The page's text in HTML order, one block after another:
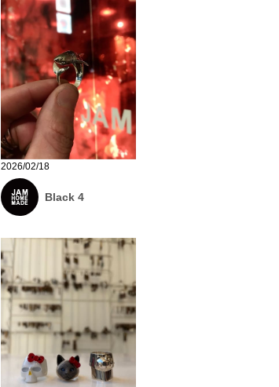
2026/02/18
Black 4